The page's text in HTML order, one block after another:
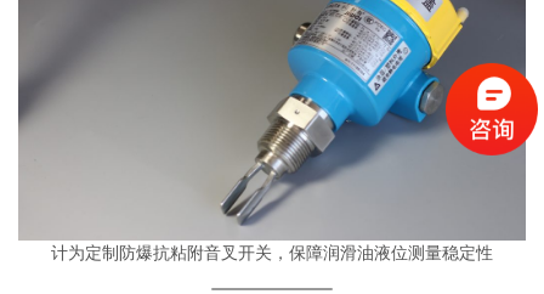
计为定制防爆抗粘附音叉开关，保障润滑油液位测量稳定性